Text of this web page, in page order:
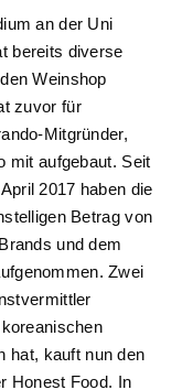
an der Uni
bereits diverse
Weinshop
zuvor für
Mitgründer,
mit aufgebaut. Seit
2017 haben die
Betrag von
und dem
Zwei
hat, kauft nun den
Honest Food. In